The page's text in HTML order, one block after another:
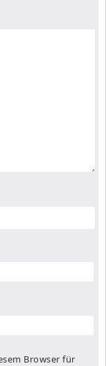
Browser für